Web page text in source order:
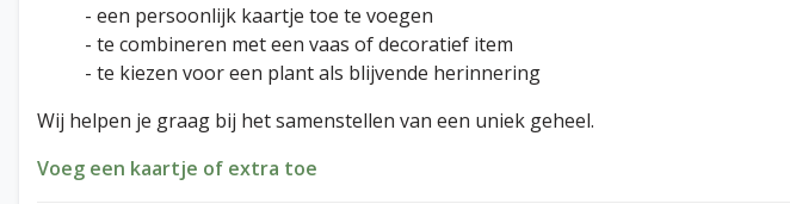
- een persoonlijk kaartje toe te voegen
- te combineren met een vaas of decoratief item
- te kiezen voor een plant als blijvende herinnering
Wij helpen je graag bij het samenstellen van een uniek geheel.
Voeg een kaartje of extra toe